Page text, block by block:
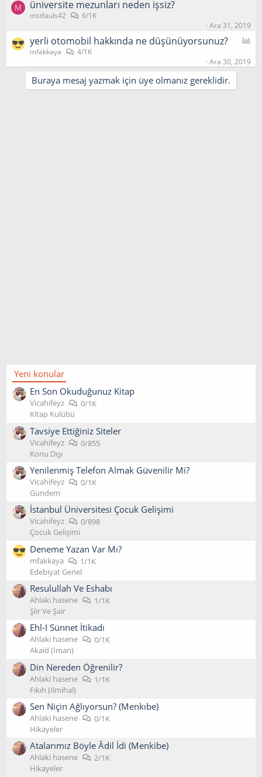
M üniversite mezunları neden i̇şsiz?
mstfauls42
6/1K
Ara 31, 2019
l
yerli otomobil hakkında ne düşünüyorsunuz?
mfakkaya
4/1K
Ara 30, 2019
Buraya mesaj yazmak için üye olmanız gereklidir.
Yeni konular
En Son Okuduğunuz Kitap
Vicahifeyz
0/1K
Kitap Kulübü
Tavsiye Ettiğiniz Siteler
Vicahifeyz
0/855
Konu Dışı
Yenilenmiş Telefon Almak Güvenilir Mi?
Vicahifeyz
0/1K
Gündem
İstanbul Üniversitesi Çocuk Gelişimi
Vicahifeyz
0/898
Çocuk Gelişimi
Deneme Yazan Var Mı?
mfakkaya
1/1K
Edebiyat Genel
Resulullah Ve Eshabı
Ahlaki hasene
1/1K
Şiir Ve Şair
Ehl-I Sünnet İtikadı
Ahlaki hasene
0/1K
Akaid (İman)
Din Nereden Öğrenilir?
Ahlaki hasene
1/1K
Fıkıh (İlmihal)
Sen Niçin Ağlıyorsun? (Menkıbe)
Ahlaki hasene
0/1K
Hikayeler
Atalarımız Böyle Âdil İdi (Menkibe)
Ahlaki hasene
2/1K
Hikayeler